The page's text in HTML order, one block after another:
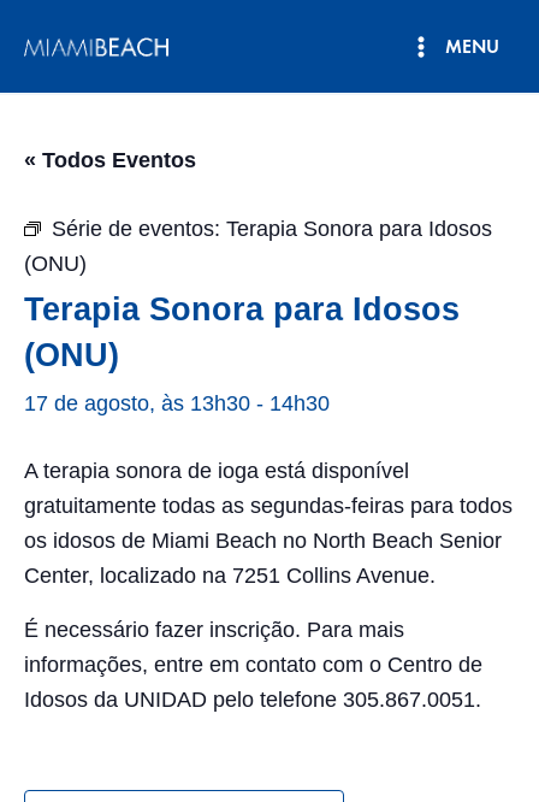
para
MENU
« Todos Eventos
Série de eventos: Terapia Sonora para Idosos
(ONU)
Terapia Sonora para Idosos
(ONU)
17 de agosto, às 13h30 - 14h30
A terapia sonora de ioga está disponível
gratuitamente todas as segundas-feiras para todos
os idosos de Miami Beach no North Beach Senior
Center, localizado na 7251 Collins Avenue.
É necessário fazer inscrição. Para mais
informações, entre em contato com o Centro de
Idosos da UNIDAD pelo telefone 305.867.0051.